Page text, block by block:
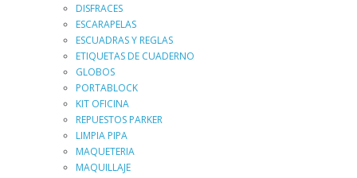
DISFRACES
ESCARAPELAS
ESCUADRAS Y REGLAS
ETIQUETAS DE CUADERNO
GLOBOS
PORTABLOCK
KIT OFICINA
REPUESTOS PARKER
LIMPIA PIPA
MAQUETERIA
MAQUILLAJE